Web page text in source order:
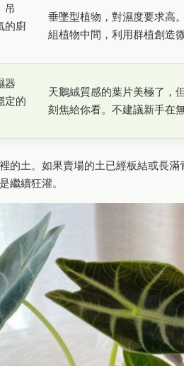
吊
的廚
垂墜型植物，對濕度要求高
組植物中間，利用群植創造微
器
定的
天鵝絨質感的葉片美極了，
刻焦給你看。不建議新手在
的土。如果賣場的土已經板結或長
繼續狂灌。